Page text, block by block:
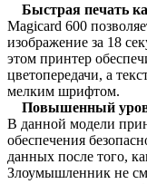
Быстрая печать
Magicard 600
изображение за 18
этом принтер
цветопередачи, а
мелким шрифтом.
Повышенный
В данной модели
обеспечения
данных после того,
Злоумышленник не